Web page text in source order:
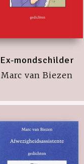
Ex-mondschilder
Marc van Biezen